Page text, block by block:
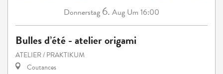
Donnerstag 6. Aug Um 16:00
Bulles d’été - atelier origami
ATELIER / PRAKTIKUM
Coutances